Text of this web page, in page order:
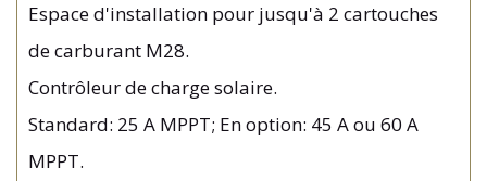
Espace d'installation pour jusqu'à 2 cartouches
de carburant M28.
Contrôleur de charge solaire.
Standard: 25 A MPPT; En option: 45 A ou 60 A
MPPT.